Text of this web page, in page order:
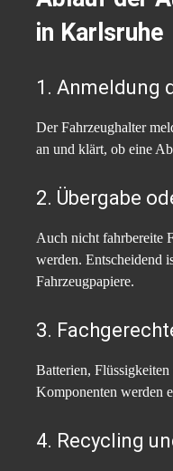
in Karlsruhe
1. Anmeldung
Der Fahrzeughalter
an und klärt, ob eine
2. Übergabe
Auch nicht fahrbereite
werden. Entscheidend
Fahrzeugpapiere.
3.
Batterien,
Komponenten werden
4. Recycling